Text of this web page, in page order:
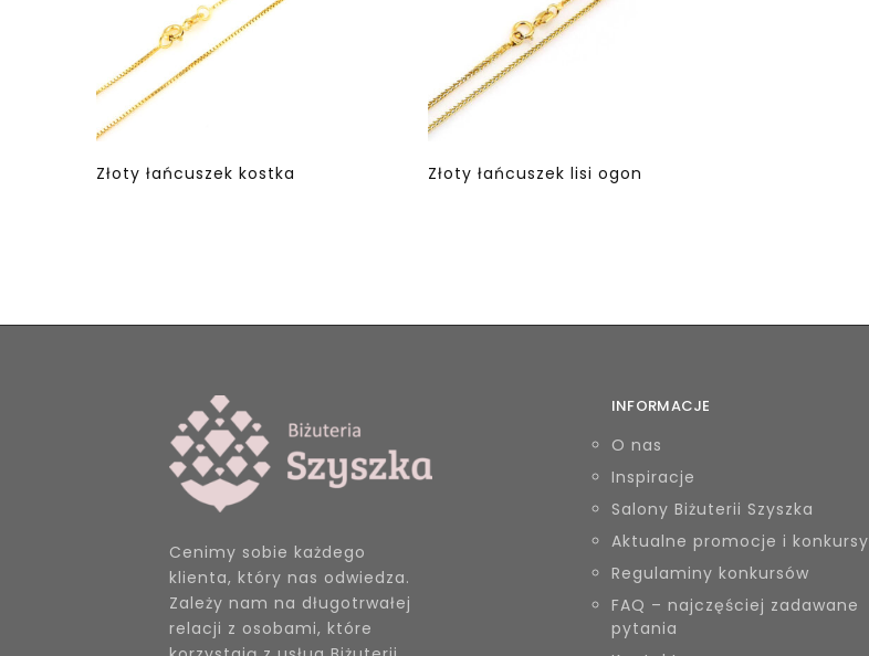
Złoty łańcuszek kostka Złoty łańcuszek lisi ogon
Cenimy sobie każdego
klienta, który nas odwiedza.
Zależy nam na długotrwałej
relacji z osobami, które
INFORMACJE
O nas
Inspiracje
Salony Biżuterii Szyszka
Aktualne promocje i konkursy
Regulaminy konkursów
FAQ – najczęściej zadawane
pytania